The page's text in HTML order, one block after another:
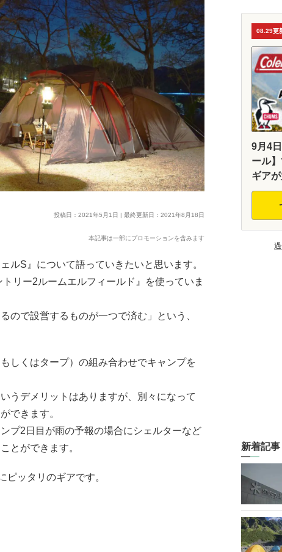
投稿日：2021年5月1日 | 最終更新日：2021年8月18日
本記事は一部にプロモーションを含みます
ルS』について語っていきたいと思います。
リー2ルームエルフィールド』を使っていま
ので設営するものが一つで済む」という、
しくはタープ）の組み合わせでキャンプを
うデメリットはありますが、別々になって
できます。
プ2日目が雨の予報の場合にシェルターなど
とができます。
ッタリのギアです。
08.29更
9月4
ール
ギアが
新着記事